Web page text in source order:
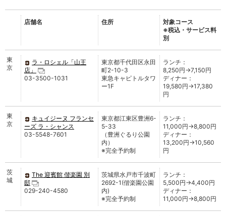
店舗名 住所
対象コース
※税込・サービス料
別
東
京
ラ・ロシェル「山王
店」
03-3500-1031
東京都千代田区永田
町2-10-3
東急キャピトルタワ
ー1F
ランチ：
8,250円→7,150円
ディナー：
19,580円→17,380
円
東
京
キュイジーヌ フランセ
ーズ ラ・シャンス
03-5548-7601
東京都江東区豊洲6-
5-33
（豊洲ぐるり公園
内）
※完全予約制
ランチ：
11,000円→8,800円
ディナー：
13,200円→10,560
円
茨
城
The 迎賓館 偕楽園 別
邸
029-240-4580
茨城県水戸市千波町
2692-1(偕楽園公園
内)
※完全予約制
ランチ：
5,500円→4,400円
ディナー：
11,000円→8,800円